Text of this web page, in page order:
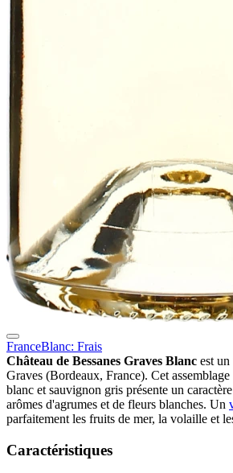
FranceBlanc: Frais
Château de Bessanes Graves Blanc est
Graves (Bordeaux, France). Cet
blanc et sauvignon gris présente un
arômes d'agrumes et de fleurs blanches. Un
parfaitement les fruits de mer, la volaille et
Caractéristiques